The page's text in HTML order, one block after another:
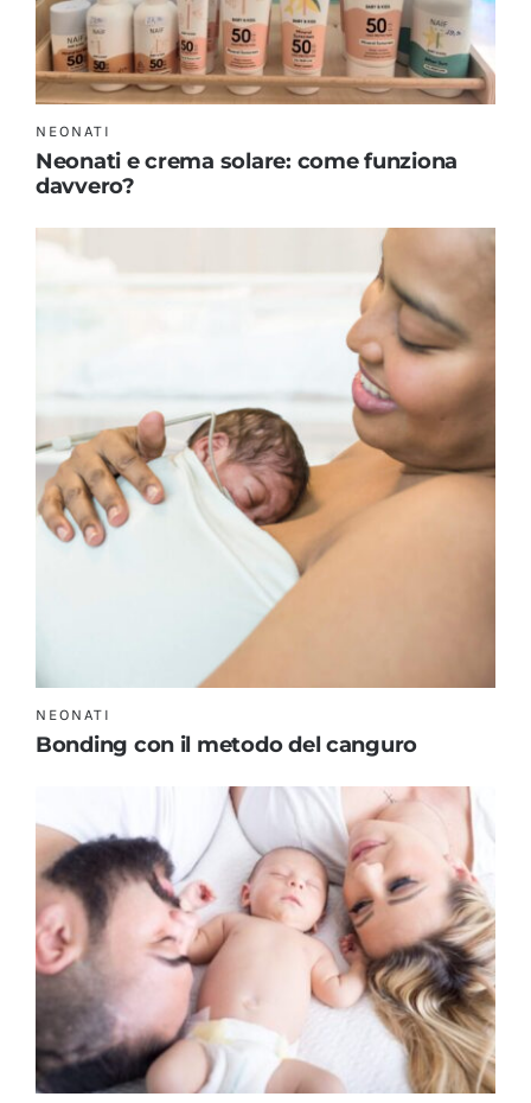
NEONATI
Neonati e crema solare: come funziona
davvero?
NEONATI
Bonding con il metodo del canguro